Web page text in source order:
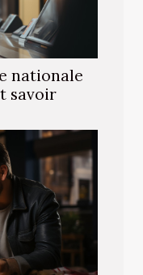
nationale
savoir